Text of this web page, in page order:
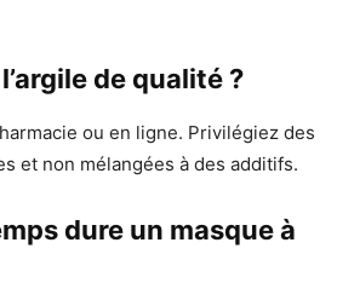
de qualité ?
ou en ligne. Privilégiez des
et non mélangées à des additifs.
dure un masque à